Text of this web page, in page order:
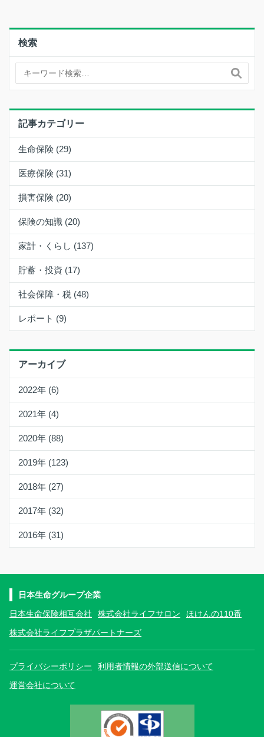
検索
記事カテゴリー
生命保険 (29)
医療保険 (31)
損害保険 (20)
保険の知識 (20)
家計・くらし (137)
貯蓄・投資 (17)
社会保障・税 (48)
レポート (9)
アーカイブ
2022年 (6)
2021年 (4)
2020年 (88)
2019年 (123)
2018年 (27)
2017年 (32)
2016年 (31)
日本生命グループ企業
日本生命保険相互会社
株式会社ライフサロン
ほけんの110番
株式会社ライフプラザパートナーズ
プライバシーポリシー
利用者情報の外部送信について
運営会社について